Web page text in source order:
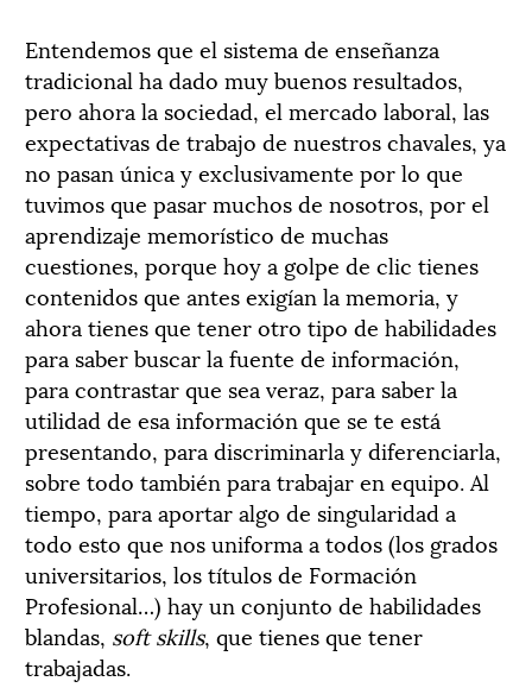
Entendemos que el sistema de enseñanza
tradicional ha dado muy buenos resultados,
pero ahora la sociedad, el mercado laboral, las
expectativas de trabajo de nuestros chavales, ya
no pasan única y exclusivamente por lo que
tuvimos que pasar muchos de nosotros, por el
aprendizaje memorístico de muchas
cuestiones, porque hoy a golpe de clic tienes
contenidos que antes exigían la memoria, y
ahora tienes que tener otro tipo de habilidades
para saber buscar la fuente de información,
para contrastar que sea veraz, para saber la
utilidad de esa información que se te está
presentando, para discriminarla y diferenciarla,
sobre todo también para trabajar en equipo. Al
tiempo, para aportar algo de singularidad a
todo esto que nos uniforma a todos (los grados
universitarios, los títulos de Formación
Profesional…) hay un conjunto de habilidades
blandas, soft skills, que tienes que tener
trabajadas.